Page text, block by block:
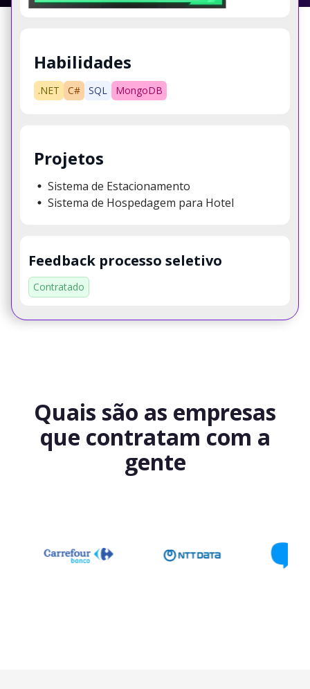
Habilidades
.NET C# SQL MongoDB
Projetos
Sistema de Estacionamento
Sistema de Hospedagem para Hotel
Feedback processo seletivo
Contratado
Quais são as empresas
que contratam com a
gente